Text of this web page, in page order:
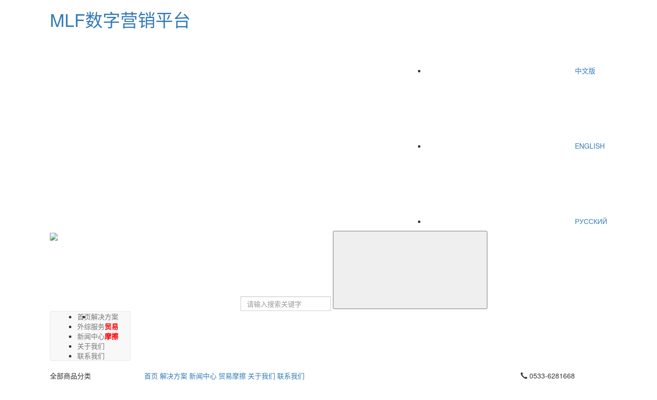
MLF数字营销平台
中文版
ENGLISH
РУССКИЙ
首页解决方案
外综服务
新闻中心
贸易
摩擦
关于我们
联系我们
全部商品分类 首页 解决方案 新闻中心 贸易摩擦 关于我们 联系我们 0533-6281668